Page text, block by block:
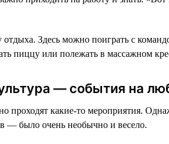
Здесь можно поиграть с
пиццу или полежать в массажном
— события на
проходят какие-то мероприятия.
— было очень необычно и весело.